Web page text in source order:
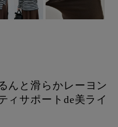
んと滑らかレーヨン
ィサポートde美ライ